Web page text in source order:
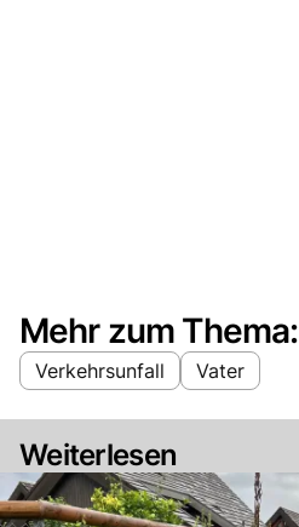
Mehr zum Thema:
Verkehrsunfall Vater
Weiterlesen